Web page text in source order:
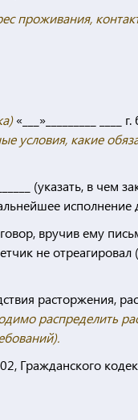
проживания,
«___»_________ ____
условия, какие
(указать, в чем
вручив ему
не
расторжения,
распределить
Гражданского